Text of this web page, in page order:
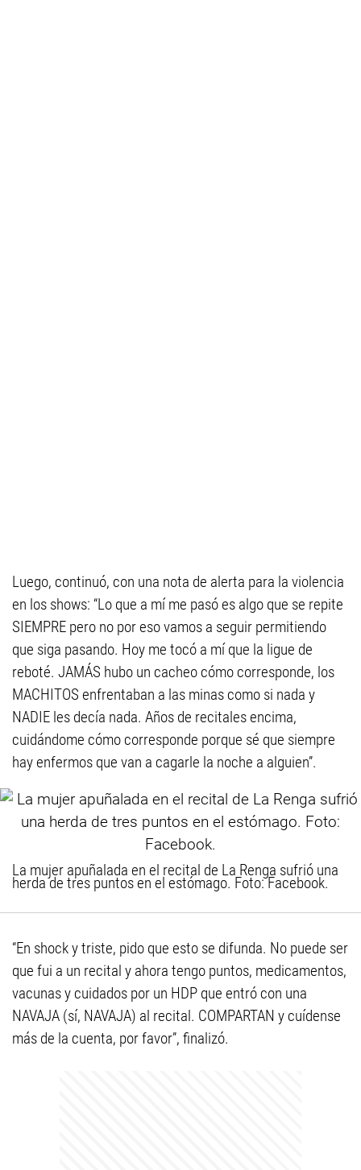
Luego, continuó, con una nota de alerta para la violencia
en los shows: “Lo que a mí me pasó es algo que se repite
SIEMPRE pero no por eso vamos a seguir permitiendo
que siga pasando. Hoy me tocó a mí que la ligue de
reboté. JAMÁS hubo un cacheo cómo corresponde, los
MACHITOS enfrentaban a las minas como si nada y
NADIE les decía nada. Años de recitales encima,
cuidándome cómo corresponde porque sé que siempre
hay enfermos que van a cagarle la noche a alguien”.
La mujer apuñalada en el recital de La Renga sufrió una
herda de tres puntos en el estómago. Foto: Facebook.
“En shock y triste, pido que esto se difunda. No puede ser
que fui a un recital y ahora tengo puntos, medicamentos,
vacunas y cuidados por un HDP que entró con una
NAVAJA (sí, NAVAJA) al recital. COMPARTAN y cuídense
más de la cuenta, por favor”, finalizó.